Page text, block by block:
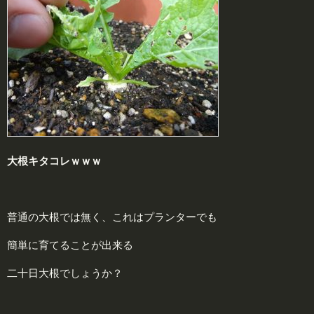
大根キタコレｗｗｗ
普通の大根では無く、これはプランターでも
簡単に育てることが出来る
二十日大根でしょうか？